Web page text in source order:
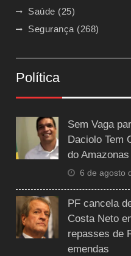
Saúde (25)
Segurança (268)
Política
Sem Vaga
Daciolo Tem
do
6 de agosto
PF cancela
Costa Neto
repasses de
emendas